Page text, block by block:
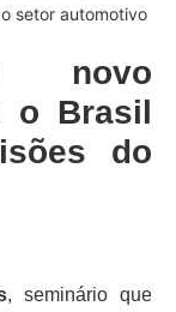
setor automotivo
novo
o Brasil
do
, seminário que